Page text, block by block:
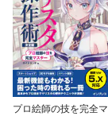
プロ絵師の技を完全マ